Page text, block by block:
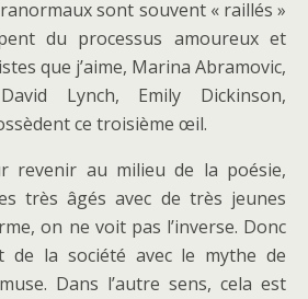
sont souvent « raillés »
du processus amoureux et
que j’aime, Marina Abramovic,
Lynch, Emily Dickinson,
ce troisième œil.
revenir au milieu de la poésie,
très âgés avec de très jeunes
on ne voit pas l’inverse. Donc
de la société avec le mythe de
Dans l’autre sens, cela est